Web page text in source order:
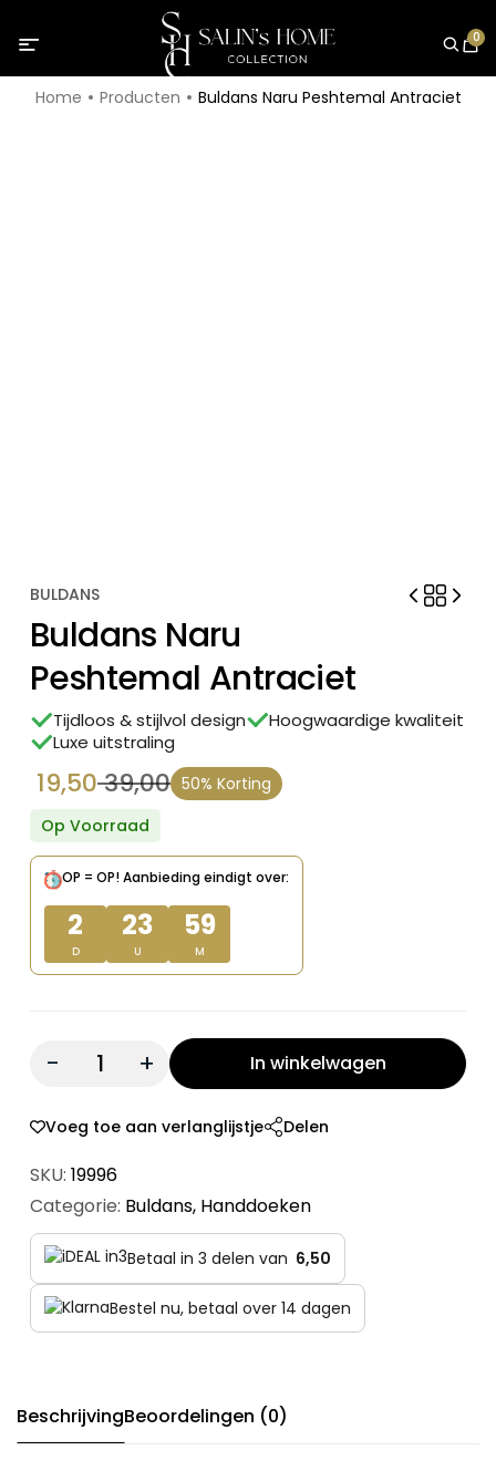
0
Home Producten Buldans Naru Peshtemal Antraciet
BULDANS
Buldans Naru
Peshtemal Antraciet
Tijdloos & stijlvol design
Hoogwaardige kwaliteit
Luxe uitstraling
39,00
Oorspronkelijke
prijs
was:
€ 39,00.
19,50
Huidige
prijs
is:
€ 19,50.
50% Korting
Op Voorraad
OP = OP!Aanbieding eindigt over:
2
D
23
U
59
M
Quantity: In winkelwagen
Voeg toe aan verlanglijstje Delen
SKU: 19996
Categorie: Buldans, Handdoeken
Betaal in 3 delen van 6,50
Bestel nu, betaal over 14 dagen
BeschrijvingBeoordelingen (0)